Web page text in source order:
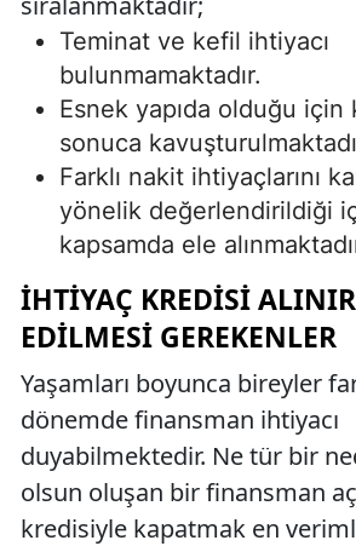
Teminat ve kefil ihtiyacı
bulunmamaktadır.
Esnek yapıda olduğu için
sonuca
Farklı nakit ihtiyaçlarını
yönelik değerlendirildiği
kapsamda ele
İHTIYAÇ KREDISI
EDILMESI GEREKENLER
Yaşamları boyunca bireyler
dönemde finansman ihtiyacı
duyabilmektedir. Ne tür bir
olsun oluşan bir finansman
kredisiyle kapatmak en